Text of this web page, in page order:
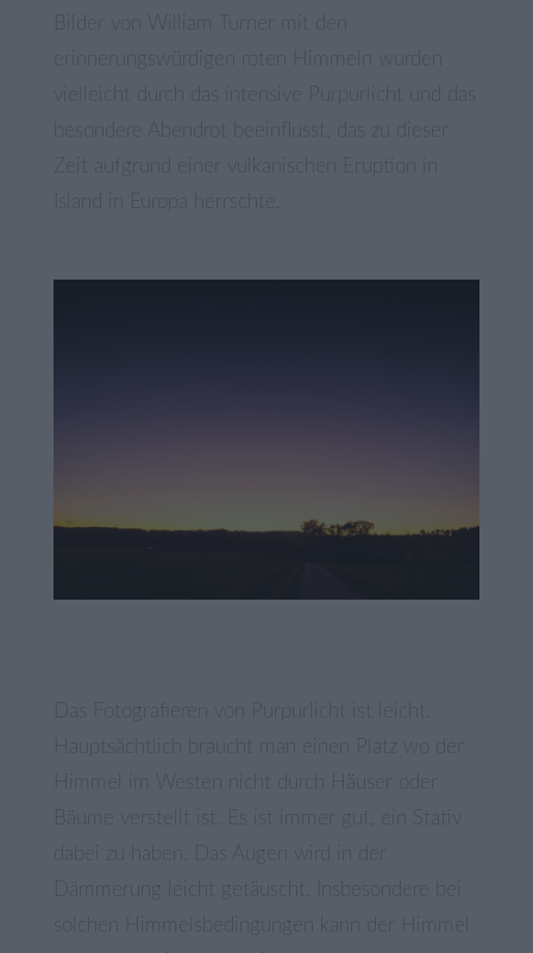
erinnerungswürdigen roten Himmeln wurden
besondere Abendrot beeinflusst, das zu dieser
Zeit aufgrund einer vulkanischen Eruption in
Das Fotografieren von Purpurlicht ist leicht.
Hauptsächtlich braucht man einen Platz wo der
Himmel im Westen nicht durch Häuser oder
Bäume verstellt ist. Es ist immer gut, ein Stativ
dabei zu haben. Das Augen wird in der
Dämmerung leicht getäuscht. Insbesondere bei
solchen Himmelsbedingungen kann der Himmel